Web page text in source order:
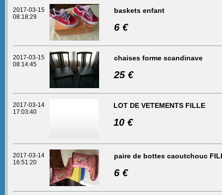
2017-03-15
08:18:29
baskets enfant
6 €
2017-03-15
08:14:45
chaises forme scandinave
25 €
2017-03-14
17:03:40
LOT DE VETEMENTS FILLE
10 €
2017-03-14
16:51:20
paire de bottes caoutchouc
6 €